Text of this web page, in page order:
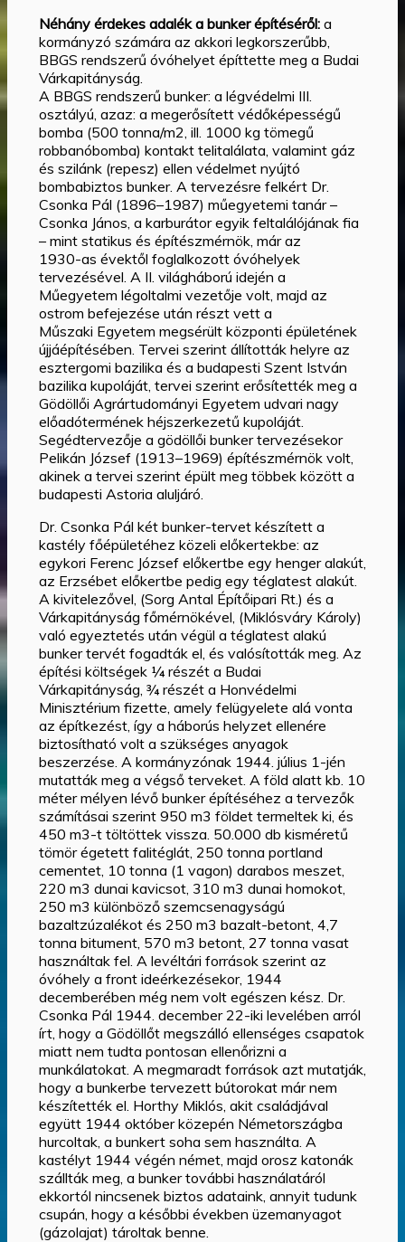
Néhány érdekes adalék a bunker építéséről: a
kormányzó számára az akkori legkorszerűbb,
BBGS rendszerű óvóhelyet építtette meg a Budai
Várkapitányság.
A BBGS rendszerű bunker: a légvédelmi III.
osztályú, azaz: a megerősített védőképességű
bomba (500 tonna/m2, ill. 1000 kg tömegű
robbanóbomba) kontakt telitalálata, valamint gáz
és szilánk (repesz) ellen védelmet nyújtó
bombabiztos bunker. A tervezésre felkért Dr.
Csonka Pál (1896–1987) műegyetemi tanár –
Csonka János, a karburátor egyik feltalálójának fia
– mint statikus és építészmérnök, már az
1930-as évektől foglalkozott óvóhelyek
tervezésével. A II. világháború idején a
Műegyetem légoltalmi vezetője volt, majd az
ostrom befejezése után részt vett a
Műszaki Egyetem megsérült központi épületének
újjáépítésében. Tervei szerint állították helyre az
esztergomi bazilika és a budapesti Szent István
bazilika kupoláját, tervei szerint erősítették meg a
Gödöllői Agrártudományi Egyetem udvari nagy
előadótermének héjszerkezetű kupoláját.
Segédtervezője a gödöllői bunker tervezésekor
Pelikán József (1913–1969) építészmérnök volt,
akinek a tervei szerint épült meg többek között a
budapesti Astoria aluljáró.
Dr. Csonka Pál két bunker-tervet készített a
kastély főépületéhez közeli előkertekbe: az
egykori Ferenc József előkertbe egy henger alakút,
az Erzsébet előkertbe pedig egy téglatest alakút.
A kivitelezővel, (Sorg Antal Építőipari Rt.) és a
Várkapitányság főmérnökével, (Miklósváry Károly)
való egyeztetés után végül a téglatest alakú
bunker tervét fogadták el, és valósították meg. Az
építési költségek ¼ részét a Budai
Várkapitányság, ¾ részét a Honvédelmi
Minisztérium fizette, amely felügyelete alá vonta
az építkezést, így a háborús helyzet ellenére
biztosítható volt a szükséges anyagok
beszerzése. A kormányzónak 1944. július 1-jén
mutatták meg a végső terveket. A föld alatt kb. 10
méter mélyen lévő bunker építéséhez a tervezők
számításai szerint 950 m3 földet termeltek ki, és
450 m3-t töltöttek vissza. 50.000 db kisméretű
tömör égetett falitéglát, 250 tonna portland
cementet, 10 tonna (1 vagon) darabos meszet,
220 m3 dunai kavicsot, 310 m3 dunai homokot,
250 m3 különböző szemcsenagyságú
bazaltzúzalékot és 250 m3 bazalt-betont, 4,7
tonna bitument, 570 m3 betont, 27 tonna vasat
használtak fel. A levéltári források szerint az
óvóhely a front ideérkezésekor, 1944
decemberében még nem volt egészen kész. Dr.
Csonka Pál 1944. december 22-iki levelében arról
írt, hogy a Gödöllőt megszálló ellenséges csapatok
miatt nem tudta pontosan ellenőrizni a
munkálatokat. A megmaradt források azt mutatják,
hogy a bunkerbe tervezett bútorokat már nem
készítették el. Horthy Miklós, akit családjával
együtt 1944 október közepén Németországba
hurcoltak, a bunkert soha sem használta. A
kastélyt 1944 végén német, majd orosz katonák
szállták meg, a bunker további használatáról
ekkortól nincsenek biztos adataink, annyit tudunk
csupán, hogy a későbbi években üzemanyagot
(gázolajat) tároltak benne.